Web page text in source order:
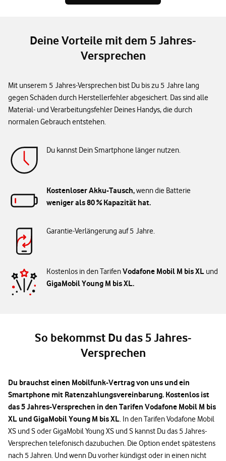
Deine Vorteile mit dem 5 Jahres-
Versprechen
Mit unserem 5 Jahres-Versprechen bist Du bis zu 5 Jahre lang
gegen Schäden durch Herstellerfehler abgesichert. Das sind alle
Material- und Verarbeitungsfehler Deines Handys, die durch
normalen Gebrauch entstehen.
Du kannst Dein Smartphone länger nutzen.
Kostenloser Akku-Tausch,wenn die Batterie
weniger als 80 % Kapazität hat.
Garantie-Verlängerung auf 5 Jahre.
Kostenlos in den TarifenVodafone Mobil M bis XL und
GigaMobil Young M bis XL.
So bekommst Du das 5 Jahres-
Versprechen
Du brauchst einen Mobilfunk-Vertrag von uns und ein
Smartphone mit Ratenzahlungsvereinbarung. Kostenlos ist
das 5 Jahres-Versprechen in den Tarifen Vodafone Mobil M bis
XL und GigaMobil Young M bis XL. In den Tarifen Vodafone Mobil
XS und S oder GigaMobil Young XS und S kannst Du das 5 Jahres-
Versprechen telefonisch dazubuchen. Die Option endet spätestens
nach 5 Jahren. Und wenn Du vorher kündigst oder in einen nicht